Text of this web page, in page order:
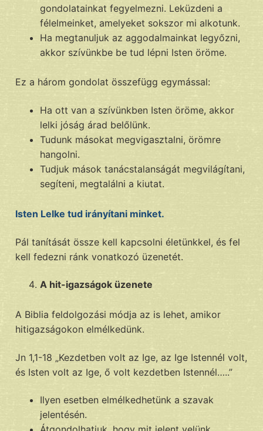
gondolatainkat fegyelmezni. Leküzdeni a
félelmeinket, amelyeket sokszor mi alkotunk.
Ha megtanuljuk az aggodalmainkat legyőzni,
akkor szívünkbe be tud lépni Isten öröme.
Ez a három gondolat összefügg egymással:
Ha ott van a szívünkben Isten öröme, akkor
lelki jóság árad belőlünk.
Tudunk másokat megvigasztalni, örömre
hangolni.
Tudjuk mások tanácstalanságát megvilágítani,
segíteni, megtalálni a kiutat.
Isten Lelke tud irányítani minket.
Pál tanítását össze kell kapcsolni életünkkel, és fel
kell fedezni ránk vonatkozó üzenetét.
A hit-igazságok üzenete
A Biblia feldolgozási módja az is lehet, amikor
hitigazságokon elmélkedünk.
Jn 1,1-18 „Kezdetben volt az Ige, az Ige Istennél volt,
és Isten volt az Ige, ő volt kezdetben Istennél…..”
Ilyen esetben elmélkedhetünk a szavak
jelentésén.